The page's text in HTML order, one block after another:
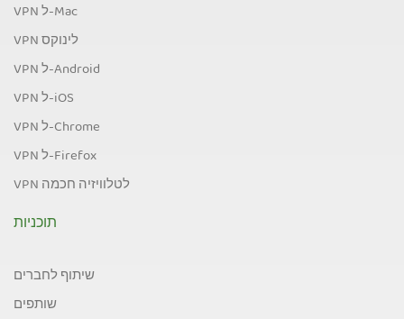
VPN ל-Mac
VPN לינוקס
VPN ל-Android
VPN ל-iOS
VPN ל-Chrome
VPN ל-Firefox
VPN לטלוויזיה חכמה
תוכניות
שיתוף לחברים
שותפים